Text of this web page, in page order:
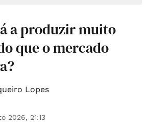
a produzir muito
que o mercado
Lopes
2026, 21:13